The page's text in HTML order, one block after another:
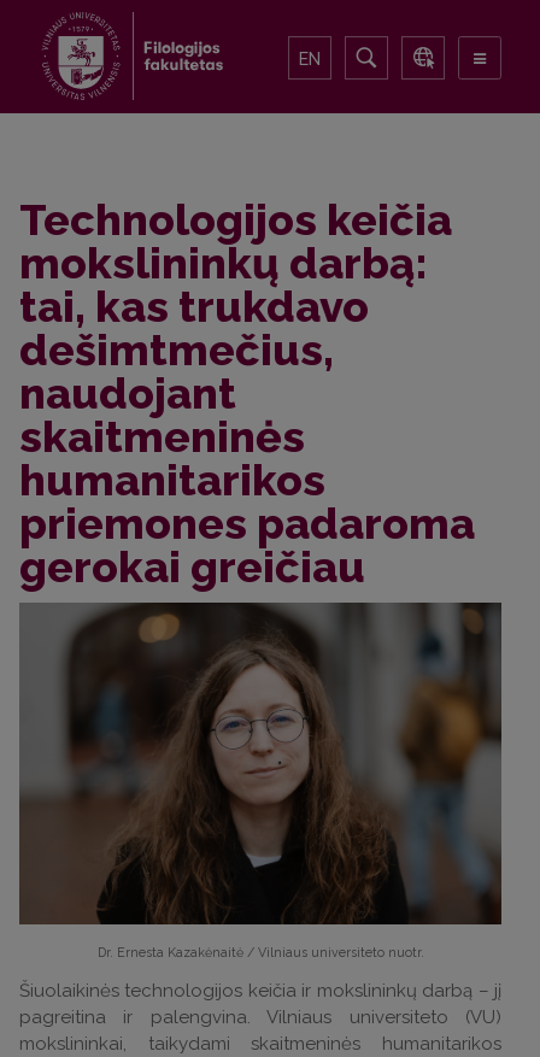
EN
Technologijos keičia
mokslininkų darbą:
tai, kas trukdavo
dešimtmečius,
naudojant
skaitmeninės
humanitarikos
priemones padaroma
gerokai greičiau
Dr. Ernesta Kazakėnaitė / Vilniaus universiteto nuotr.
Šiuolaikinės technologijos keičia ir mokslininkų darbą – jį
pagreitina ir palengvina. Vilniaus universiteto (VU)
mokslininkai, taikydami skaitmeninės humanitarikos